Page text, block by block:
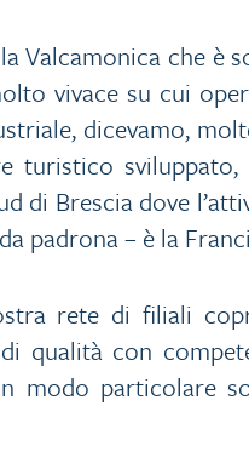
Valcamonica che è
vivace su cui
dicevamo,
turistico sviluppato,
di Brescia dove
padrona – è la
rete di filiali
qualità con
modo particolare